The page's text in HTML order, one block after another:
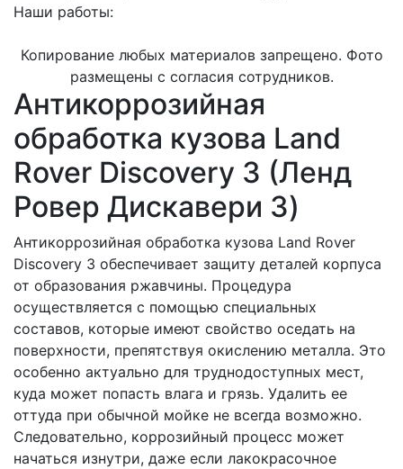
Наши работы:
Копирование любых материалов запрещено. Фото
размещены с согласия сотрудников.
Антикоррозийная
обработка кузова Land
Rover Discovery 3 (Ленд
Ровер Дискавери 3)
Антикоррозийная обработка кузова Land Rover
Discovery 3 обеспечивает защиту деталей корпуса
от образования ржавчины. Процедура
осуществляется с помощью специальных
составов, которые имеют свойство оседать на
поверхности, препятствуя окислению металла. Это
особенно актуально для труднодоступных мест,
куда может попасть влага и грязь. Удалить ее
оттуда при обычной мойке не всегда возможно.
Следовательно, коррозийный процесс может
начаться изнутри, даже если лакокрасочное